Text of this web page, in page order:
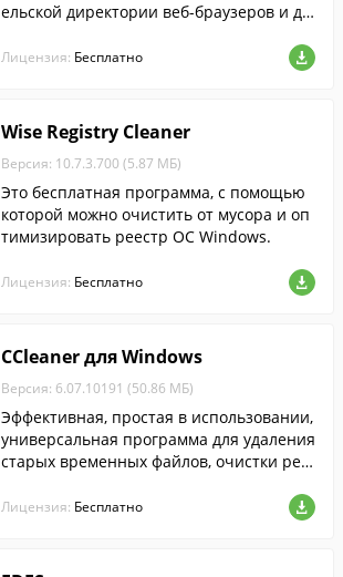
ельской директории веб-браузеров и др
Лицензия: Бесплатно
Wise Registry Cleaner
Версия: 10.7.3.700 (5.87 МБ)
Это бесплатная программа, с помощью
которой можно очистить от мусора и оп
тимизировать реестр ОС Windows.
Лицензия: Бесплатно
CCleaner для Windows
Версия: 6.07.10191 (50.86 МБ)
Эффективная, простая в использовании,
универсальная программа для удаления
старых временных файлов, очистки рее
Лицензия: Бесплатно